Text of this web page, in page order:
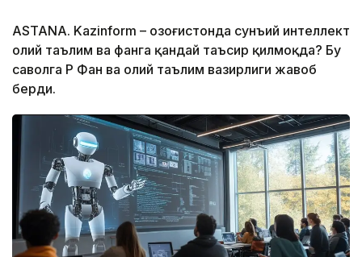
ASTANA. Kazinform – Қозоғистонда сунъий интеллект
олий таълим ва фанга қандай таъсир қилмоқда? Бу
саволга ҚР Фан ва олий таълим вазирлиги жавоб
берди.